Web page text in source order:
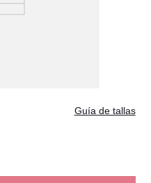
Guía de tallas